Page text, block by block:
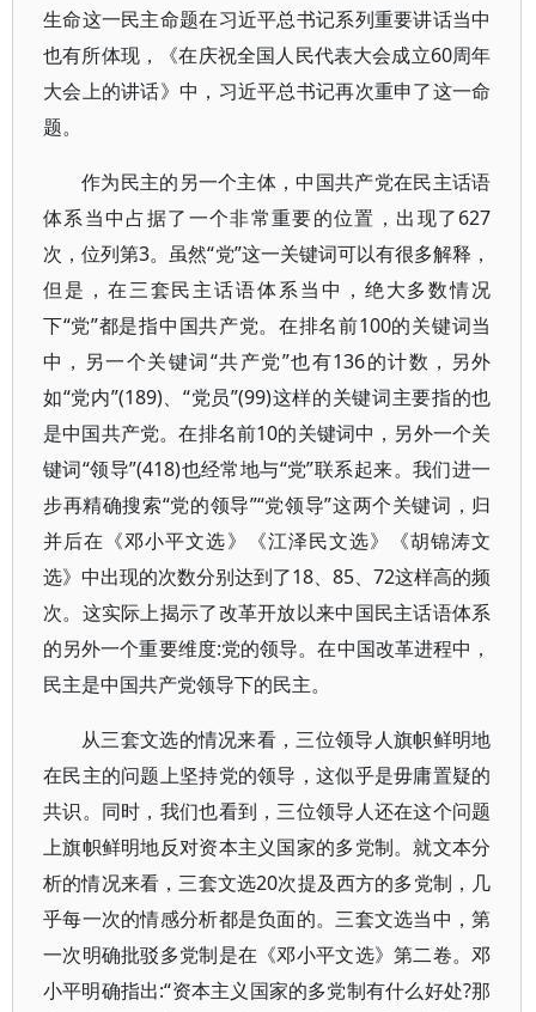
生命这一民主命题在习近平总书记系列重要讲话当中
也有所体现，《在庆祝全国人民代表大会成立60周年
大会上的讲话》中，习近平总书记再次重申了这一命
题。
作为民主的另一个主体，中国共产党在民主话语
体系当中占据了一个非常重要的位置，出现了627
次，位列第3。虽然“党”这一关键词可以有很多解释，
但是，在三套民主话语体系当中，绝大多数情况
下“党”都是指中国共产党。在排名前100的关键词当
中，另一个关键词“共产党”也有136的计数，另外
如“党内”(189)、“党员”(99)这样的关键词主要指的也
是中国共产党。在排名前10的关键词中，另外一个关
键词“领导”(418)也经常地与“党”联系起来。我们进一
步再精确搜索“党的领导”“党领导”这两个关键词，归
并后在《邓小平文选》《江泽民文选》《胡锦涛文
选》中出现的次数分别达到了18、85、72这样高的频
次。这实际上揭示了改革开放以来中国民主话语体系
的另外一个重要维度:党的领导。在中国改革进程中，
民主是中国共产党领导下的民主。
从三套文选的情况来看，三位领导人旗帜鲜明地
在民主的问题上坚持党的领导，这似乎是毋庸置疑的
共识。同时，我们也看到，三位领导人还在这个问题
上旗帜鲜明地反对资本主义国家的多党制。就文本分
析的情况来看，三套文选20次提及西方的多党制，几
乎每一次的情感分析都是负面的。三套文选当中，第
一次明确批驳多党制是在《邓小平文选》第二卷。邓
小平明确指出:“资本主义国家的多党制有什么好处?那